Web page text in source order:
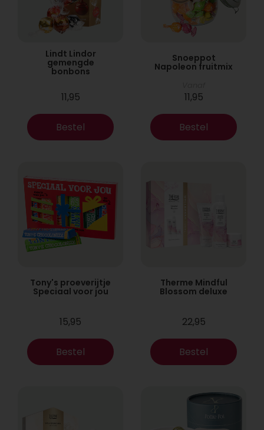
Lindt Lindor
gemengde
bonbons
11,95
Bestel
Snoeppot
Napoleon fruitmix
11,95
Bestel
Tony's proeverijtje
Speciaal voor jou
15,95
Bestel
Therme Mindful
Blossom deluxe
22,95
Bestel